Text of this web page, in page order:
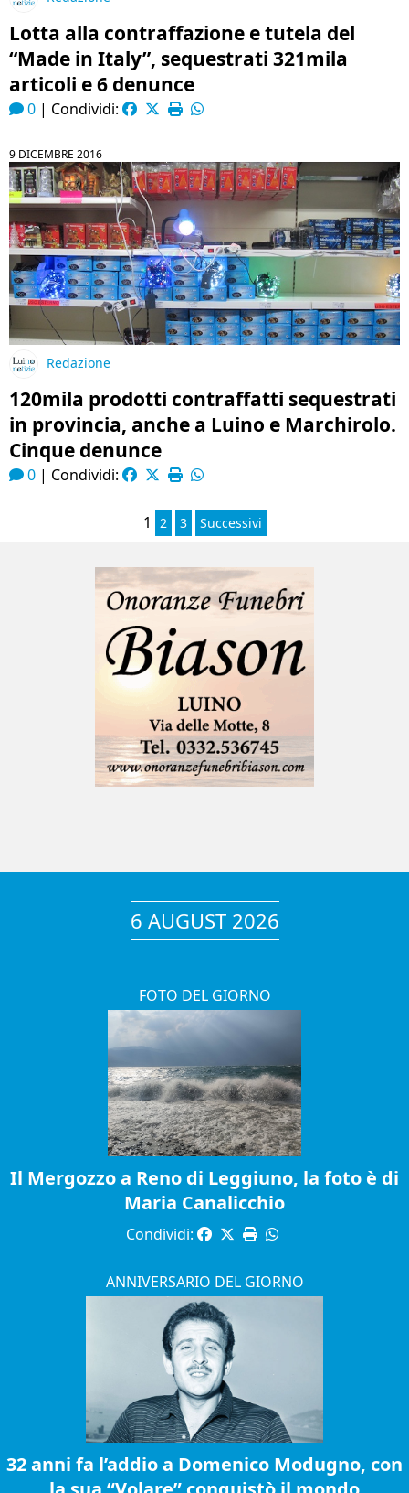
Lotta alla contraffazione e tutela del
“Made in Italy”, sequestrati 321mila
articoli e 6 denunce
0 | Condividi:
9 DICEMBRE 2016
Redazione
120mila prodotti contraffatti sequestrati
in provincia, anche a Luino e Marchirolo.
Cinque denunce
0 | Condividi:
1 2 3 Successivi
6 AUGUST 2026
FOTO DEL GIORNO
Il Mergozzo a Reno di Leggiuno, la foto è di
Maria Canalicchio
Condividi:
ANNIVERSARIO DEL GIORNO
32 anni fa l’addio a Domenico Modugno, con